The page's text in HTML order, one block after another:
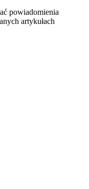
powiadomienia
artykułach